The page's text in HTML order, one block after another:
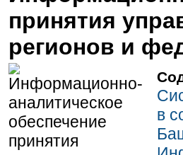
принятия
регионов и
в